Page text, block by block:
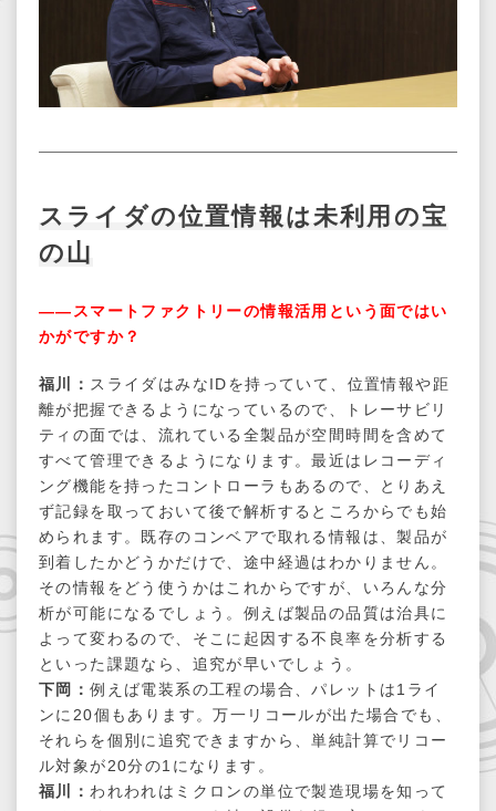
スライダの位置情報は未利用の宝
の山
――スマートファクトリーの情報活用という面ではい
かがですか？
福川： スライダはみなIDを持っていて、位置情報や距
離が把握できるようになっているので、トレーサビリ
ティの面では、流れている全製品が空間時間を含めて
すべて管理できるようになります。最近はレコーディ
ング機能を持ったコントローラもあるので、とりあえ
ず記録を取っておいて後で解析するところからでも始
められます。既存のコンベアで取れる情報は、製品が
到着したかどうかだけで、途中経過はわかりません。
その情報をどう使うかはこれからですが、いろんな分
析が可能になるでしょう。例えば製品の品質は治具に
よって変わるので、そこに起因する不良率を分析する
といった課題なら、追究が早いでしょう。
下岡：例えば電装系の工程の場合、パレットは1ライ
ンに20個もあります。万一リコールが出た場合でも、
それらを個別に追究できますから、単純計算でリコー
ル対象が20分の1になります。
福川： われわれはミクロンの単位で製造現場を知って